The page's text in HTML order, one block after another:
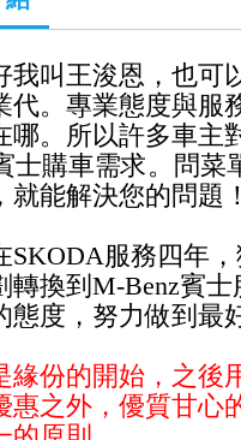
我叫王浚恩，也可
代。專業態度與服
哪。所以許多車主
士購車需求。問
就能解決您的問題
SKODA服務四年
轉換到M-Benz賓
態度，努力做到最
緣份的開始，之後
惠之外，優質甘心